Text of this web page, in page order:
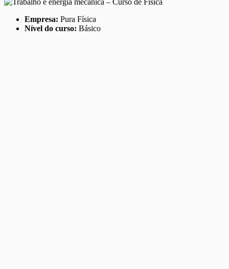
Empresa: Pura Física
Nível do curso: Básico